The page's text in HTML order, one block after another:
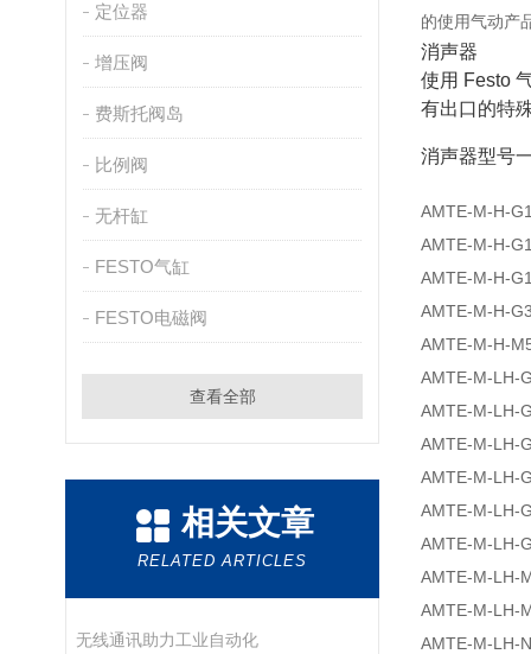
定位器
增压阀
费斯托阀岛
比例阀
无杆缸
FESTO气缸
FESTO电磁阀
查看全部
相关文章
RELATED ARTICLES
无线通讯助力工业自动化
的使用气动产
消声器
使用 Festo
有出口的特
消声器型号
AMTE-M-H-
AMTE-M-H-
AMTE-M-H-
AMTE-M-H-
AMTE-M-H-
AMTE-M-LH-
AMTE-M-LH-
AMTE-M-LH-
AMTE-M-LH-
AMTE-M-LH-
AMTE-M-LH-
AMTE-M-LH-
AMTE-M-LH-
AMTE-M-LH-